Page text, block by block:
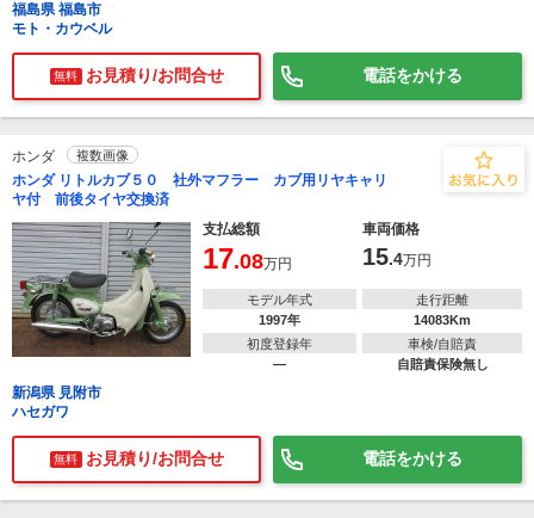
福島県 福島市
モト・カウベル
無料 お見積り/お問合せ 電話をかける
ホンダ 複数画像
ホンダ リトルカブ５０ 社外マフラー カブ用リヤキャリ
ヤ付 前後タイヤ交換済
支払総額
車両価格
17.08万円 15.4万円
モデル年式
1997年
走行距離
14083Km
初度登録年
―
車検/自賠責
自賠責保険無し
新潟県 見附市
ハセガワ
無料 お見積り/お問合せ 電話をかける